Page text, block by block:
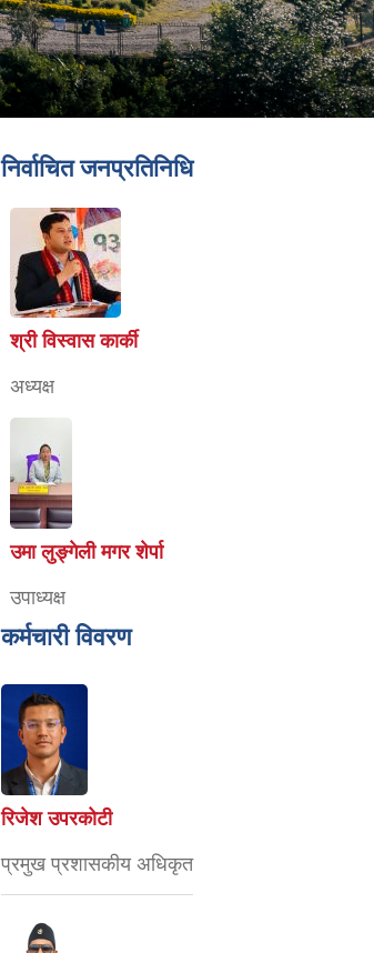
निर्वाचित जनप्रतिनिधि
श्री विस्वास कार्की
अध्यक्ष
उमा लुङ्गेली मगर शेर्पा
उपाध्यक्ष
कर्मचारी विवरण
रिजेश उपरकोटी
प्रमुख प्रशासकीय अधिकृत